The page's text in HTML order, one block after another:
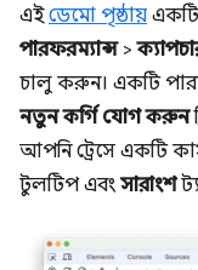
এইডেমো পৃষ্ঠায় একটি
পারফরম্যান্স>
চালু করুন। একটি
নতুন কর্গি যোগ করুন
আপনি ট্রেসে একটি
টুলটিপ এবং সারাংশ